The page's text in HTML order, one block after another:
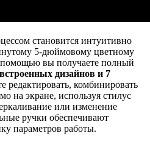
становится интуитивно
5-дюймовому цветному
вы получаете полный
дизайнов и 7
редактировать, комбинировать
на экране, используя стилус
или изменение
ручки обеспечивают
параметров работы.